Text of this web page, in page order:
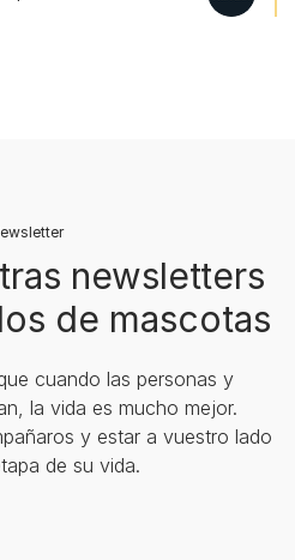
newsletters
de mascotas​
cuando las personas y
la vida es mucho mejor.
y estar a vuestro lado
de su vida.​